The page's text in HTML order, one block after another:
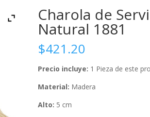
Charola de
Natural 1881
$421.20
Precio incluye: 1 Pieza de este
Material: Madera
Alto: 5 cm